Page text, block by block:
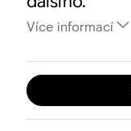
Více informací